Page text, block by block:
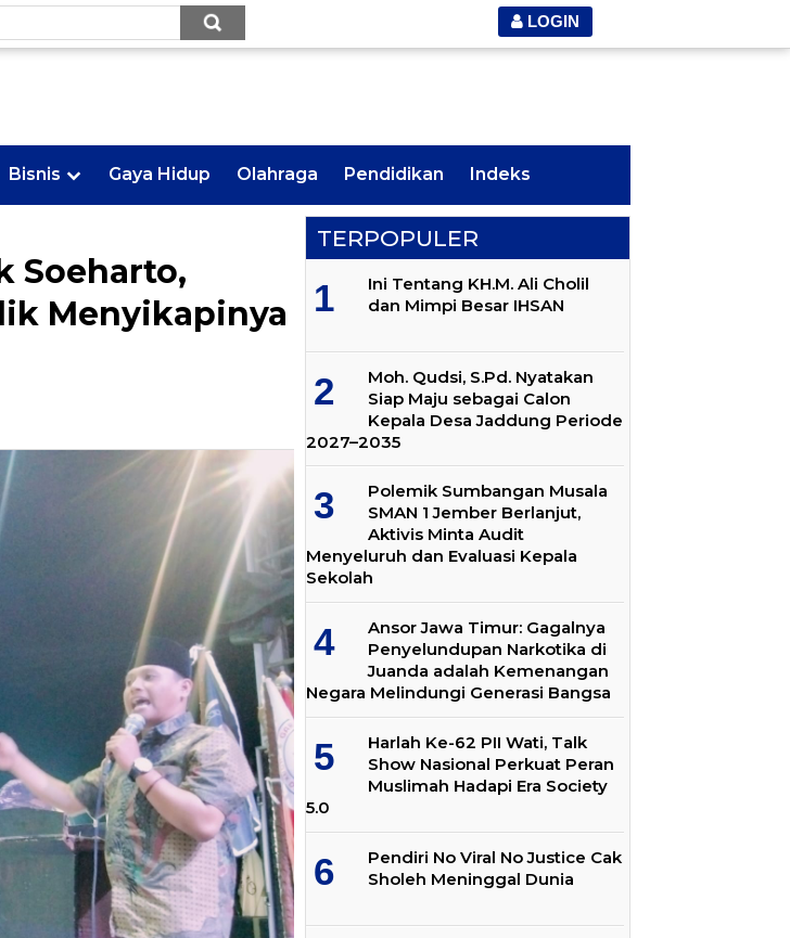
LOGIN
Bisnis Gaya Hidup Olahraga Pendidikan Indeks
Soeharto,
Menyikapinya
TERPOPULER
Ini Tentang KH.M. Ali Cholil
dan Mimpi Besar IHSAN
Moh. Qudsi, S.Pd. Nyatakan
Siap Maju sebagai Calon
Kepala Desa Jaddung Periode
2027–2035
Polemik Sumbangan Musala
SMAN 1 Jember Berlanjut,
Aktivis Minta Audit
Menyeluruh dan Evaluasi Kepala
Sekolah
Ansor Jawa Timur: Gagalnya
Penyelundupan Narkotika di
Juanda adalah Kemenangan
Negara Melindungi Generasi Bangsa
Harlah Ke-62 PII Wati, Talk
Show Nasional Perkuat Peran
Muslimah Hadapi Era Society
5.0
Pendiri No Viral No Justice Cak
Sholeh Meninggal Dunia